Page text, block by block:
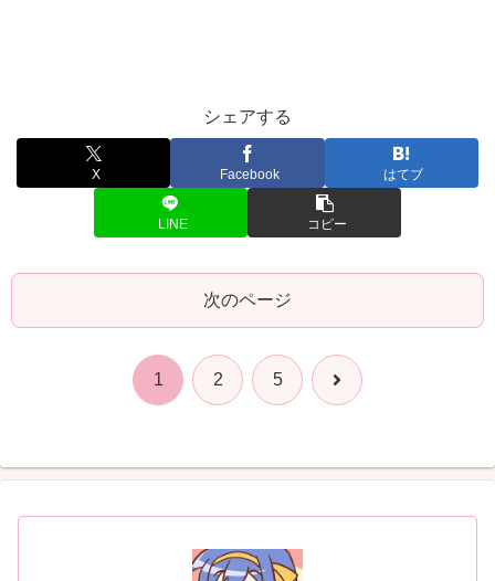
シェアする
X Facebook はてブ
LINE コピー
次のページ
1 2 5 次